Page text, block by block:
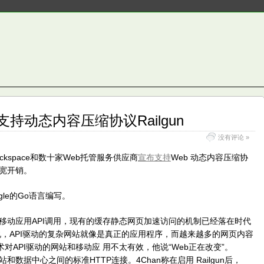
持动态内容压缩协议Railgun
没有评论 »
和数十家Web托管服务供应商宣布支持Web 动态内容压缩协
开销。
的Go语言编写。
动应用API调用，现有的缓存静态网页加速访问的机制已经落在时代
API驱动的复杂网站就像是真正的应用程序，而越来越多的网页内容
API驱动的网站和移动应 用不太有效，他说“Web正在改变”。
和数据中心之间的标准HTTP连接。4Chan称在启用 Railgun后，